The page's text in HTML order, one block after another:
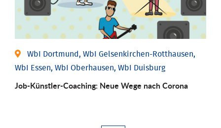
WbI Dortmund, WbI Gelsenkirchen-Rotthausen,
WbI Essen, WbI Oberhausen, WbI Duisburg
Job-Künstler-Coaching: Neue Wege nach Corona